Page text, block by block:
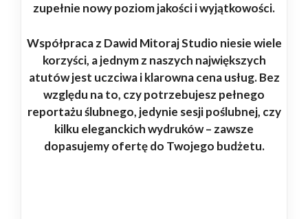
zupełnie nowy poziom jakości i wyjątkowości.
Współpraca z Dawid Mitoraj Studio niesie wiele
korzyści, a jednym z naszych największych
atutów jest uczciwa i klarowna cena usług. Bez
względu na to, czy potrzebujesz pełnego
reportażu ślubnego, jedynie sesji poślubnej, czy
kilku eleganckich wydruków – zawsze
dopasujemy ofertę do Twojego budżetu.